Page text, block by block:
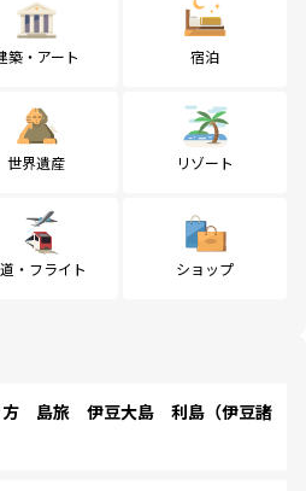
築・アート 宿泊
世界遺産 リゾート
・フライト ショップ
方 島旅 伊豆大島 利島（伊豆諸